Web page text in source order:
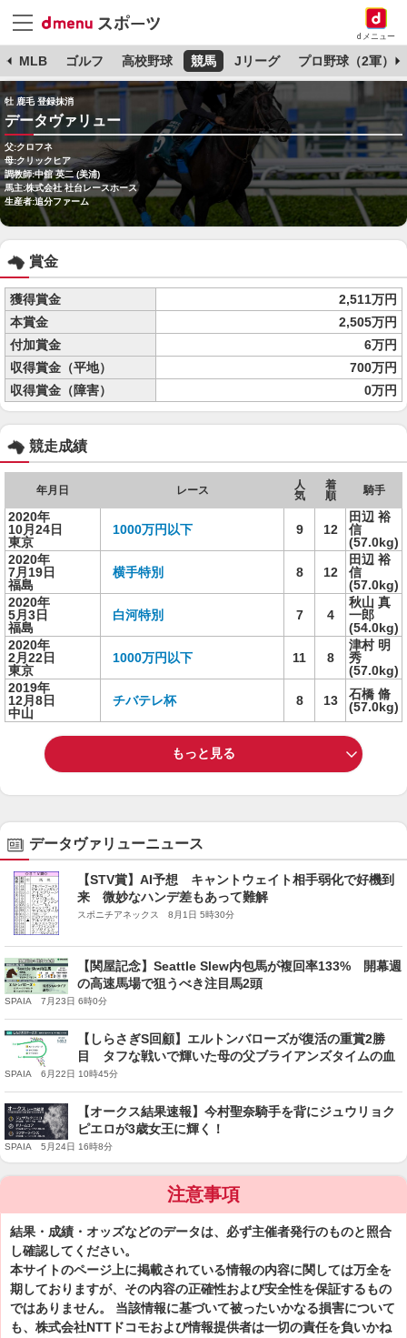
dメニュー
MLB ゴルフ 高校野球 競馬 Jリーグ プロ野球（2軍）
牡 鹿毛 登録抹消
データヴァリュー
父:クロフネ
母:クリックヒア
調教師:中舘 英二 (美浦)
馬主:株式会社 社台レースホース
生産者:追分ファーム
賞金
獲得賞金
2,511万円
本賞金
2,505万円
付加賞金
6万円
収得賞金（平地）
700万円
収得賞金（障害）
0万円
競走成績
年月日 レース
人
気
着
順
騎手
2020年
10月24日
東京
1000万円以下 9 12
田辺 裕
信
(57.0kg)
2020年
7月19日
福島
横手特別 8 12
田辺 裕
信
(57.0kg)
2020年
5月3日
福島
白河特別 7 4
秋山 真
一郎
(54.0kg)
2020年
2月22日
東京
1000万円以下 11 8
津村 明
秀
(57.0kg)
2019年
12月8日
中山
チバテレ杯 8 13
石橋 脩
(57.0kg)
もっと見る
データヴァリューニュース
【STV賞】AI予想 キャントウェイト相手弱化で好機到
来 微妙なハンデ差もあって難解
スポニチアネックス 8月1日 5時30分
【関屋記念】Seattle Slew内包馬が複回率133% 開幕週
の高速馬場で狙うべき注目馬2頭
SPAIA 7月23日 6時0分
【しらさぎS回顧】エルトンバローズが復活の重賞2勝
目 タフな戦いで輝いた母の父ブライアンズタイムの血
SPAIA 6月22日 10時45分
【オークス結果速報】今村聖奈騎手を背にジュウリョク
ピエロが3歳女王に輝く！
SPAIA 5月24日 16時8分
注意事項
結果・成績・オッズなどのデータは、必ず主催者発行のものと照合
し確認してください。
本サイトのページ上に掲載されている情報の内容に関しては万全を
期しておりますが、その内容の正確性および安全性を保証するもの
ではありません。 当該情報に基づいて被ったいかなる損害について
も、株式会社NTTドコモおよび情報提供者は一切の責任を負いかね